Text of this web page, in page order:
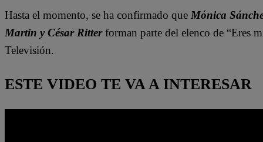
Hasta el momento, se ha confirmado que Mónica
Martin y César Ritterforman parte del elenco de “Eres
Televisión.
ESTE VIDEO TE VA A INTERESAR